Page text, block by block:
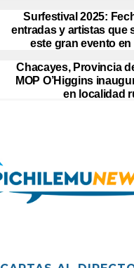
Surfestival 2025:
entradas y artistas que
este gran evento
Chacayes, Provincia
MOP O’Higgins
en localidad